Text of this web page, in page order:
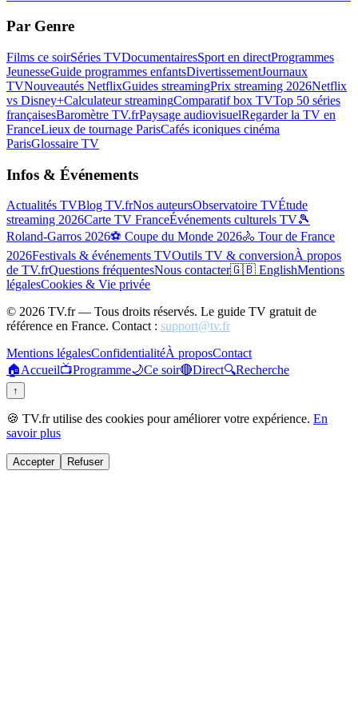
Par Genre
Films ce soirSéries TVDocumentairesSport en directProgrammes
JeunesseGuide programmes enfantsDivertissementJournaux
TVNouveautés NetflixGuides streamingPrix streaming 2026Netflix
vs Disney+Calculateur streamingComparatif box TVTop 50 séries
françaisesBaromètre TV.frPaysage audiovisuelRegarder la TV en
FranceLieux de tournage ParisCafés iconiques cinéma
ParisGlossaire TV
Infos & Événements
Actualités TVBlog TV.frNos auteursObservatoire TVÉtude
streaming 2026Carte TV FranceÉvénements culturels TV🎾
Roland-Garros 2026⚽ Coupe du Monde 2026🚴 Tour de France
2026Festivals & événements TVOutils TV & conversionÀ propos
de TV.frQuestions fréquentesNous contacter🇬🇧 EnglishMentions
légalesCookies & Vie privée
© 2026 TV.fr — Tous droits réservés. Le guide TV gratuit de
référence en France. Contact : support@tv.fr
Mentions légalesConfidentialitéÀ proposContact
🏠Accueil📺Programme🌙Ce soir🔴Direct🔍Recherche
↑
🍪 TV.fr utilise des cookies pour améliorer votre expérience. En
savoir plus
Accepter Refuser